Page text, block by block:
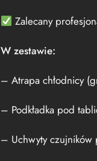
Zalecany
W zestawie:
– Atrapa chłodnicy
– Podkładka pod
– Uchwyty czujników